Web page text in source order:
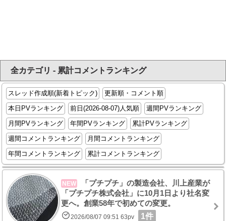
全カテゴリ - 累計コメントランキング
スレッド作成順(新着トピック)
更新順・コメント順
本日PVランキング
前日(2026-08-07)人気順
週間PVランキング
月間PVランキング
年間PVランキング
累計PVランキング
週間コメントランキング
月間コメントランキング
年間コメントランキング
累計コメントランキング
NEW
「プチプチ」の製造会社、川上産業が
「プチプチ株式会社」に10月1日より社名変
更へ。創業58年で初めての変更。
2026/08/07 09:51 63pv 1件